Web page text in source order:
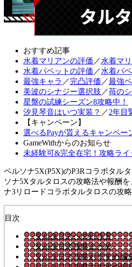
おすすめ記事
水着マリアンの評価 ／水着マ
水着パペットの評価 ／水着パ
最強キャラ ／完凸評価 ／最強
美波のシナジー選択肢 ／苺の
星盤の試練シーズン8攻略中！
汐見琴音はいつ実装？ ／2年目
【キャンペーン】
選べるPayが貰えるキャンペー
GameWithからのお知らせ
未経験可&完全在宅！攻略ライ
ペルソナ5X(P5X)のP3Rコラボタル
ソナ5Xタルタロスの攻略法や報酬
ナ3リロードコラボタルタロスの攻
目次
タルタロスへの行き方
タルタロス攻略まとめ
タルタロス攻略おすすめ